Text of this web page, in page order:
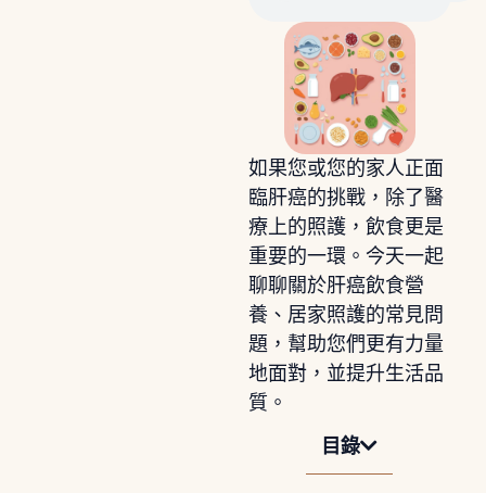
如果您或您的家人正面
臨肝癌的挑戰，除了醫
療上的照護，飲食更是
重要的一環。今天一起
聊聊關於肝癌飲食營
養、居家照護的常見問
題，幫助您們更有力量
地面對，並提升生活品
質。
目錄